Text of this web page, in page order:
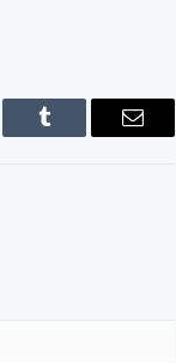
Tumblr Email